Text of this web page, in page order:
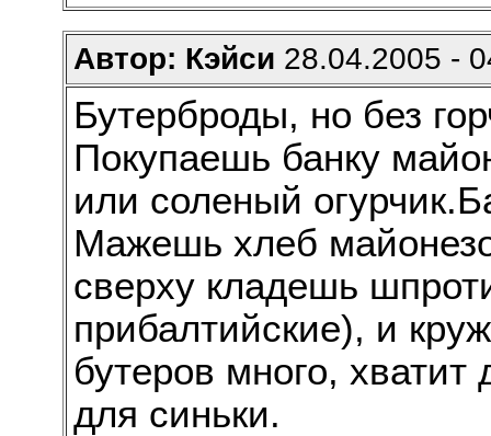
Автор: Кэйси 28.04.2005 -
Бутерброды, но без
Покупаешь банку
или соленый
Мажешь хлеб
сверху кладешь
прибалтийские), и
бутеров много,
для синьки.